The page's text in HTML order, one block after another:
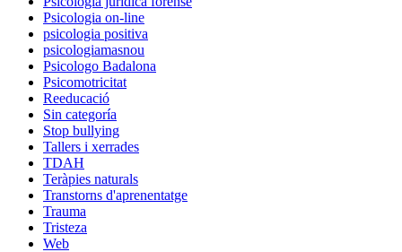
Psicologia on-line
psicologia positiva
psicologiamasnou
Psicologo Badalona
Psicomotricitat
Reeducació
Sin categoría
Stop bullying
Tallers i xerrades
TDAH
Teràpies naturals
Transtorns d'aprenentatge
Trauma
Tristeza
Web